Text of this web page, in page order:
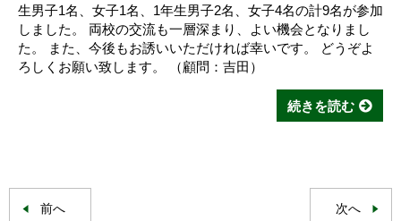
生男子1名、女子1名、1年生男子2名、女子4名の計9名が参加
しました。 両校の交流も一層深まり、よい機会となりまし
た。 また、今後もお誘いいただければ幸いです。 どうぞよ
ろしくお願い致します。 （顧問：吉田）
続きを読む
前へ 次へ